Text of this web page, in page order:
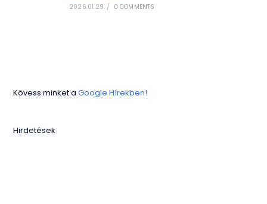
2026.01.29. / 0 COMMENTS
Kövess minket aGoogle Hírekben!
Hirdetések